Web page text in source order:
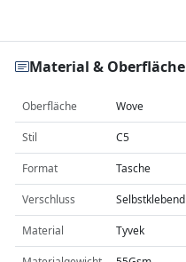
Material & Oberfläche
Oberfläche Wove
Stil C5
Format Tasche
Verschluss Selbstklebend
Material Tyvek